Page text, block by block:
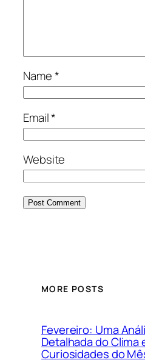
Name*
Email*
Website
MORE POSTS
Fevereiro: Uma
Detalhada do Clima
Curiosidades do